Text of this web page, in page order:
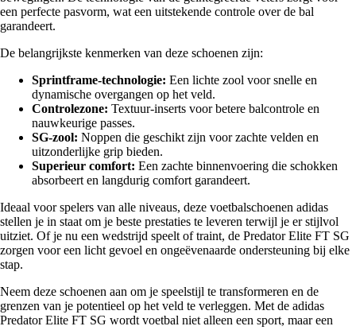
een perfecte pasvorm, wat een uitstekende controle over de bal
garandeert.
De belangrijkste kenmerken van deze schoenen zijn:
Sprintframe-technologie: Een lichte zool voor snelle en
dynamische overgangen op het veld.
Controlezone: Textuur-inserts voor betere balcontrole en
nauwkeurige passes.
SG-zool: Noppen die geschikt zijn voor zachte velden en
uitzonderlijke grip bieden.
Superieur comfort: Een zachte binnenvoering die schokken
absorbeert en langdurig comfort garandeert.
Ideaal voor spelers van alle niveaus, deze voetbalschoenen adidas
stellen je in staat om je beste prestaties te leveren terwijl je er stijlvol
uitziet. Of je nu een wedstrijd speelt of traint, de Predator Elite FT SG
zorgen voor een licht gevoel en ongeëvenaarde ondersteuning bij elke
stap.
Neem deze schoenen aan om je speelstijl te transformeren en de
grenzen van je potentieel op het veld te verleggen. Met de adidas
Predator Elite FT SG wordt voetbal niet alleen een sport, maar een